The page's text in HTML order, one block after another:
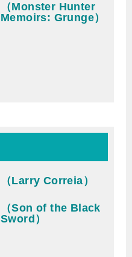
（Monster Hunter
Memoirs: Grunge）
（Larry Correia）
（Son of the Black
Sword）